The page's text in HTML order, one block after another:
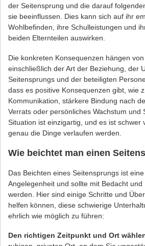
der Seitensprung und die darauf
sie beeinflussen. Dies kann sich auf ihr
Wohlbefinden, ihre Schulleistungen und
beiden Elternteilen auswirken.
Die konkreten Konsequenzen hängen
einschließlich der Art der Beziehung, der
Seitensprungs und der beteiligten
dass es positive Konsequenzen gibt, wie
Kommunikation, stärkere Bindung nach
Verrats oder persönliches Wachstum und
Situation ist einzigartig, und es ist schwer
genau die Dinge verlaufen werden.
Wie beichtet man einen
Das Beichten eines Seitensprungs ist
Angelegenheit und sollte mit Bedacht
werden. Hier sind einige Schritte und
helfen können, diese schwierige
ehrlich wie möglich zu führen:
Den richtigen Zeitpunkt und Ort